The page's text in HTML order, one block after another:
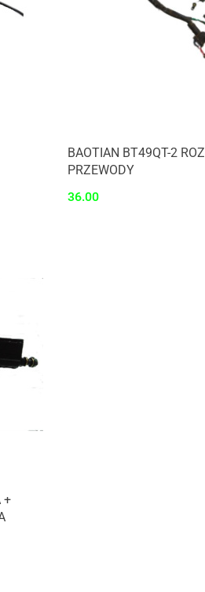
Produkt
BAOTIAN BT49QT-2
PRZEWODY
36.00
+